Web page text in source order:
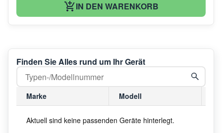
IN DEN WARENKORB
Finden Sie Alles rund um Ihr Gerät
Marke Modell
Aktuell sind keine passenden Geräte hinterlegt.